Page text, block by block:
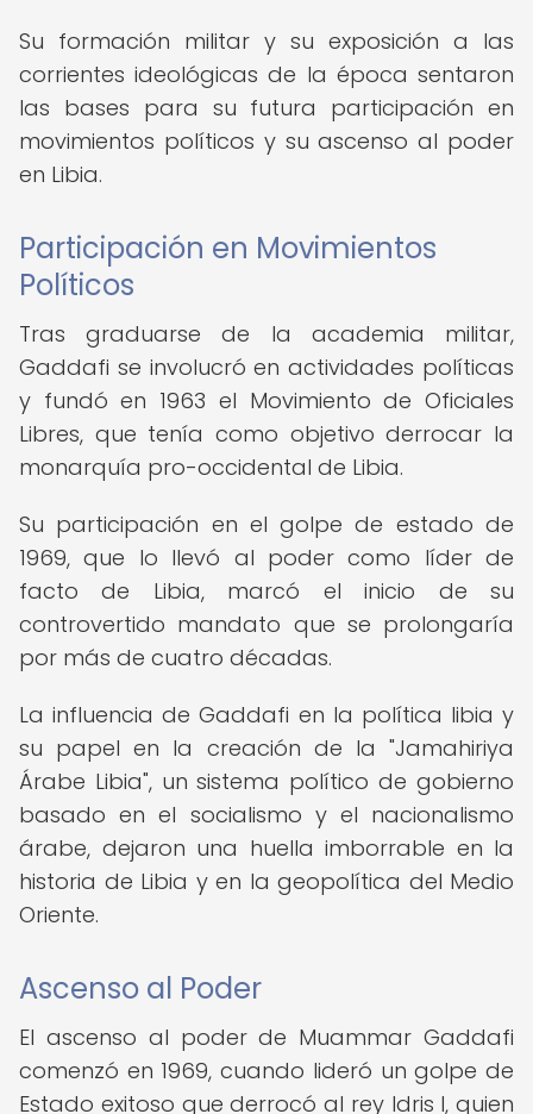
Su formación militar y su exposición a las
corrientes ideológicas de la época sentaron
las bases para su futura participación en
movimientos políticos y su ascenso al poder
en Libia.
Participación en Movimientos
Políticos
Tras graduarse de la academia militar,
Gaddafi se involucró en actividades políticas
y fundó en 1963 el Movimiento de Oficiales
Libres, que tenía como objetivo derrocar la
monarquía pro-occidental de Libia.
Su participación en el golpe de estado de
1969, que lo llevó al poder como líder de
facto de Libia, marcó el inicio de su
controvertido mandato que se prolongaría
por más de cuatro décadas.
La influencia de Gaddafi en la política libia y
su papel en la creación de la "Jamahiriya
Árabe Libia", un sistema político de gobierno
basado en el socialismo y el nacionalismo
árabe, dejaron una huella imborrable en la
historia de Libia y en la geopolítica del Medio
Oriente.
Ascenso al Poder
El ascenso al poder de Muammar Gaddafi
comenzó en 1969, cuando lideró un golpe de
Estado exitoso que derrocó al rey Idris I, quien